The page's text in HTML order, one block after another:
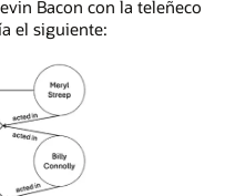
Bacon con la teleñeco
el siguiente: